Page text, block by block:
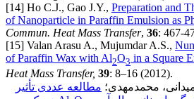
[14] Ho C.J., Gao J.Y., Preparation and
of Nanoparticle in Paraffin Emulsion as
Commun. Heat Mass Transfer, 36: 467-
[15] Valan Arasu A., Mujumdar A.S.,
of Paraffin Wax with Al2O3 in a Square
Heat Mass Transfer, 39: 8–16 (2012).
مطالعه عددی تأثیر